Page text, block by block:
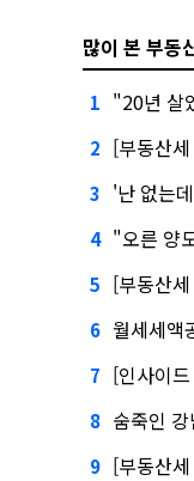
많이 본 부동
1 "20년 살
2 [부동산세
3 '난 없는데
4 "오른 양
5 [부동산세
6 월세세액공
7 [인사이드
8 숨죽인
9 [부동산세 대